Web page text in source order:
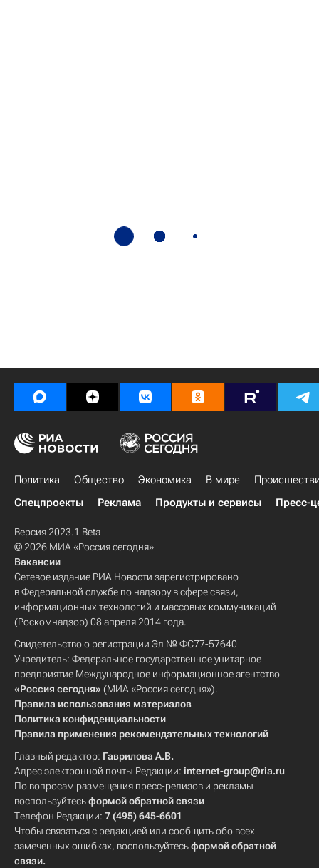
Политика Общество Экономика В мире
Спецпроекты
Реклама Продукты и сервисы Пресс-
Версия 2023.1 Beta
© 2026 МИА «Россия сегодня»
Вакансии
Сетевое издание РИА Новости зарегистрировано
в Федеральной службе по надзору в сфере связи,
информационных технологий и массовых коммуникаций
(Роскомнадзор) 08 апреля 2014 года.
Свидетельство о регистрации Эл № ФС77-57640
Учредитель: Федеральное государственное унитарное
предприятие Международное информационное агентство
«Россия сегодня» (МИА «Россия сегодня»).
Правила использования материалов
Политика конфиденциальности
Правила применения рекомендательных технологий
Главный редактор: Гаврилова А.В.
Адрес электронной почты Редакции: internet-group@ria.ru
По вопросам размещения пресс-релизов и рекламы
воспользуйтесьформой обратной связи
Телефон Редакции: 7 (495) 645-6601
Чтобы связаться с редакцией или сообщить обо всех
замеченных ошибках, воспользуйтесьформой обратной
связи.